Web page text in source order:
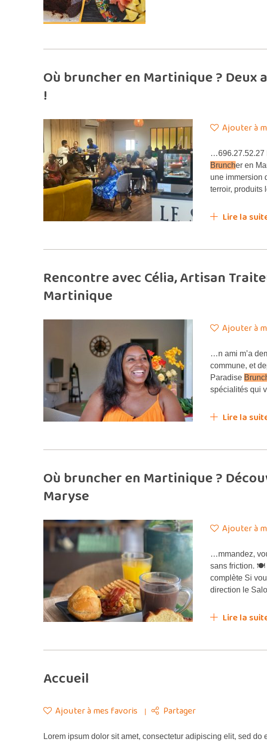
Où bruncher en Martinique ? Deux
!
Ajouter à
…696.27.52.27
Bruncher en
une immersion
terroir, produits
Lire la
Rencontre avec Célia, Artisan
Martinique
Ajouter à
…n ami m’a
commune, et
Paradise
spécialités qui
Lire la
Où bruncher en Martinique ?
Maryse
Ajouter à
…mmandez,
sans friction. 🍽️
complète Si
direction le
Lire la
Accueil
Ajouter à mes favoris Partager
Lorem ipsum dolor sit amet, consectetur adipiscing elit, sed